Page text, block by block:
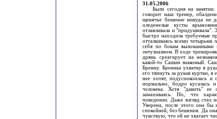
31.05.2006
Были сегодня на занятии.
говорит наш тренер,
щенячье бешение никуда не
оледенелые кусты
отлавливала и "придушивала".
быстро находила требуемые
отталкиваясь всеми четырьмя
себя по бокам выломанными
энтузиазмом. В ходе
дрянь среагирует на
какой-то Сашин знакомый.
Бренну. Бреннка ухватку в
его тяпнуть за рукав куртки,
нее хотят, подуспокоилась
нормально, бодро кусалась
человека. Хотя "давить"
замахиваясь. Но, что
поведении. Даже взгляд стал
Уверена, после этого она бы
спокойней, без бешения. Да
чувствую, что ей не хватает